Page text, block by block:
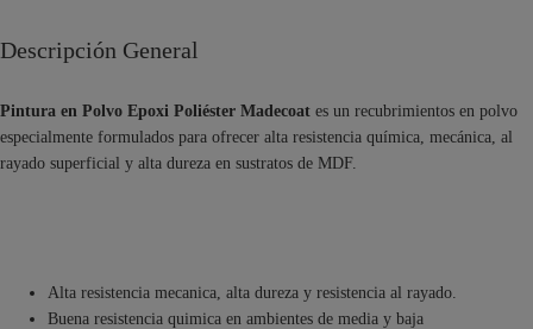
Descripción General
Pintura en Polvo Epoxi Poliéster Madecoat es un recubrimientos en polvo
especialmente formulados para ofrecer alta resistencia química, mecánica, al
rayado superficial y alta dureza en sustratos de MDF.
Alta resistencia mecanica, alta dureza y resistencia al rayado.
Buena resistencia quimica en ambientes de media y baja